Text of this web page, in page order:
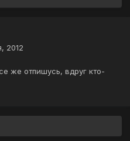
2012
же отпишусь, вдруг кто-